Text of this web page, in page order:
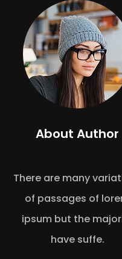
About Author
There are many
of passages of
ipsum but the
have suffe.